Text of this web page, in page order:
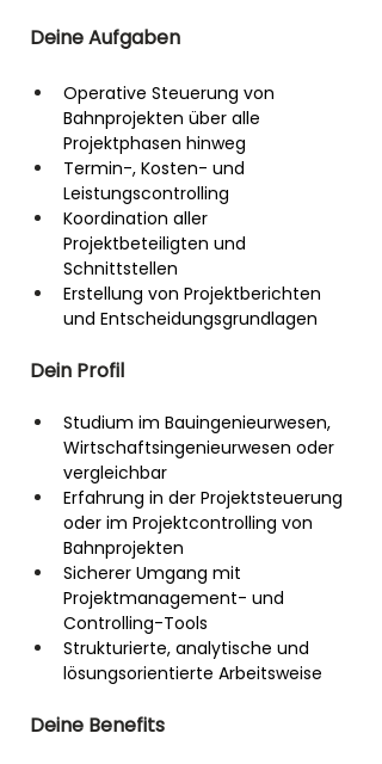
Deine Aufgaben
Operative Steuerung von
Bahnprojekten über alle
Projektphasen hinweg
Termin-, Kosten- und
Leistungscontrolling
Koordination aller
Projektbeteiligten und
Schnittstellen
Erstellung von Projektberichten
und Entscheidungsgrundlagen
Dein Profil
Studium im Bauingenieurwesen,
Wirtschaftsingenieurwesen oder
vergleichbar
Erfahrung in der Projektsteuerung
oder im Projektcontrolling von
Bahnprojekten
Sicherer Umgang mit
Projektmanagement- und
Controlling-Tools
Strukturierte, analytische und
lösungsorientierte Arbeitsweise
Deine Benefits